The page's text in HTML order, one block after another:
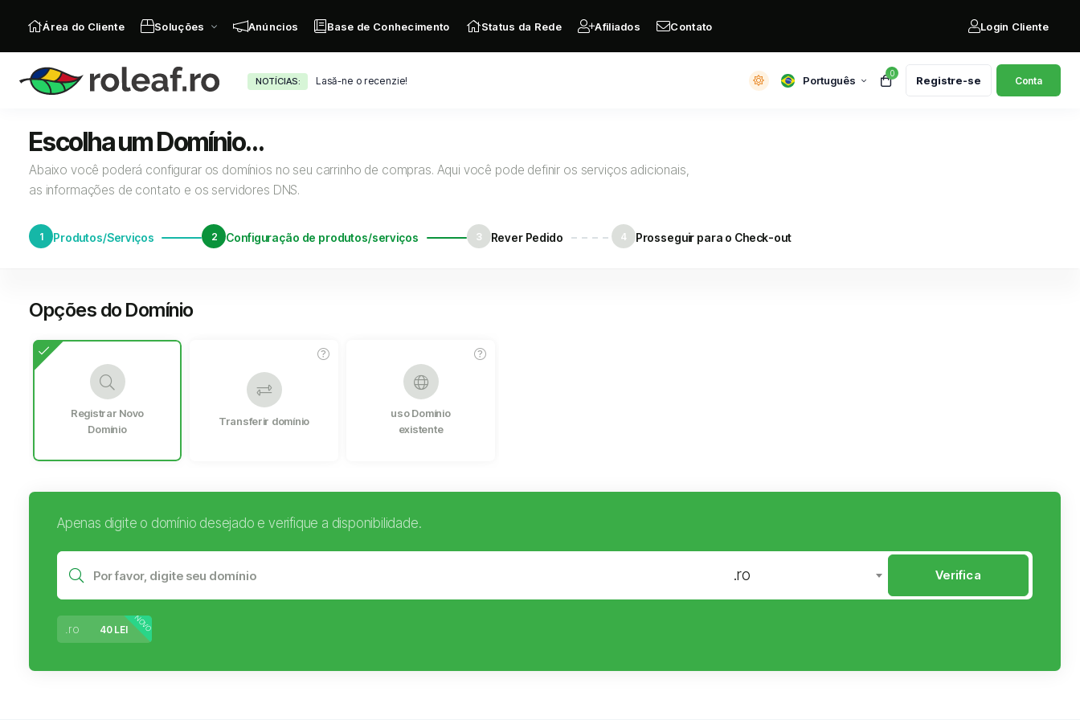
NOTÍCIAS: Lasă-ne o recenzie! Português
0
Registre-se Conta
Área do Cliente Soluções Anúncios Base de Conhecimento Status da Rede Afiliados Contato Login Cliente
Escolha um Domínio...
Abaixo você poderá configurar os domínios no seu carrinho de compras. Aqui você pode definir os serviços adicionais,
as informações de contato e os servidores DNS.
1 Produtos/Serviços 2 Configuração de produtos/serviços 3 Rever Pedido 4 Prosseguir para o Check-out
Opções do Domínio
Registrar Novo
Domínio
Transferir domínio
uso Domínio
existente
Apenas digite o domínio desejado e verifique a disponibilidade.
.ro Verifica
NOVO
.ro 40 LEI